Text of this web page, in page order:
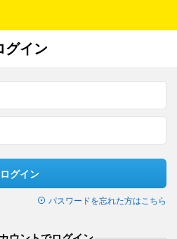
グイン
ログイン
パスワードを忘れた方はこちら